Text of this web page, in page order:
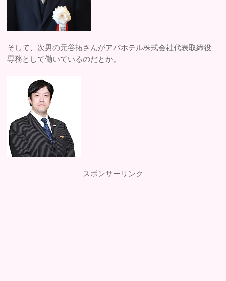
そして、次男の元谷拓さんがアパホテル株式会社代表取締役
専務として働いているのだとか。
スポンサーリンク